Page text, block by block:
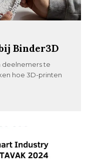
Binder3D
deelnemers te
hoe 3D-printen